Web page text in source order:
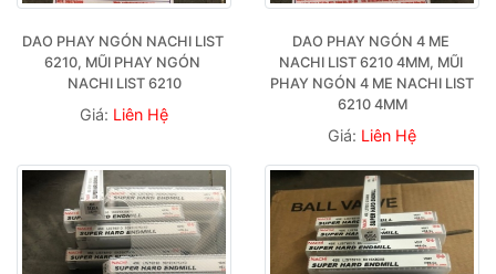
DAO PHAY NGÓN NACHI LIST
6210, MŨI PHAY NGÓN
NACHI LIST 6210
Giá: Liên Hệ
DAO PHAY NGÓN 4 ME
NACHI LIST 6210 4MM, MŨI
PHAY NGÓN 4 ME NACHI LIST
6210 4MM
Giá: Liên Hệ